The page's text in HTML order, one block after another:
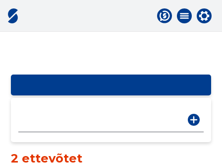
2 ettevõtet